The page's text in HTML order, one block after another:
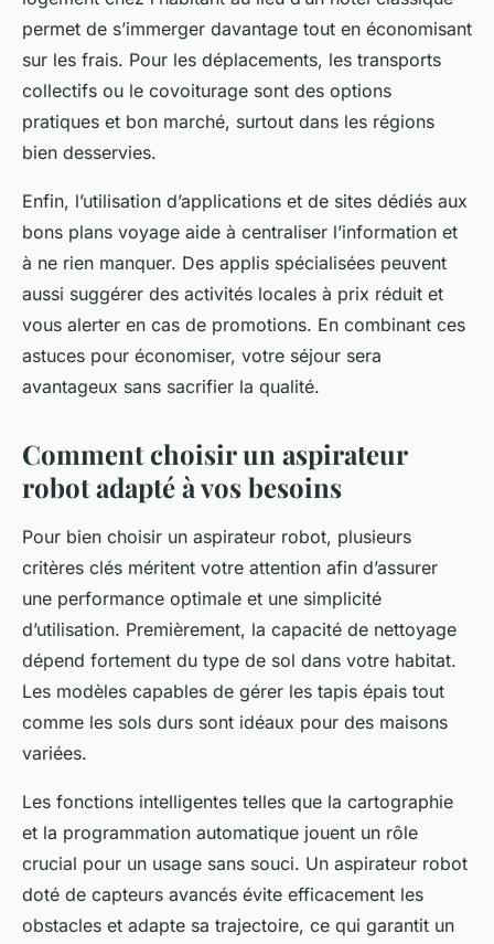
permet de s’immerger davantage tout en économisant
sur les frais. Pour les déplacements, les transports
collectifs ou le covoiturage sont des options
pratiques et bon marché, surtout dans les régions
bien desservies.
Enfin, l’utilisation d’applications et de sites dédiés aux
bons plans voyage aide à centraliser l’information et
à ne rien manquer. Des applis spécialisées peuvent
aussi suggérer des activités locales à prix réduit et
vous alerter en cas de promotions. En combinant ces
astuces pour économiser, votre séjour sera
avantageux sans sacrifier la qualité.
Comment choisir un aspirateur
robot adapté à vos besoins
Pour bien choisir un aspirateur robot, plusieurs
critères clés méritent votre attention afin d’assurer
une performance optimale et une simplicité
d’utilisation. Premièrement, la capacité de nettoyage
dépend fortement du type de sol dans votre habitat.
Les modèles capables de gérer les tapis épais tout
comme les sols durs sont idéaux pour des maisons
variées.
Les fonctions intelligentes telles que la cartographie
et la programmation automatique jouent un rôle
crucial pour un usage sans souci. Un aspirateur robot
doté de capteurs avancés évite efficacement les
obstacles et adapte sa trajectoire, ce qui garantit un